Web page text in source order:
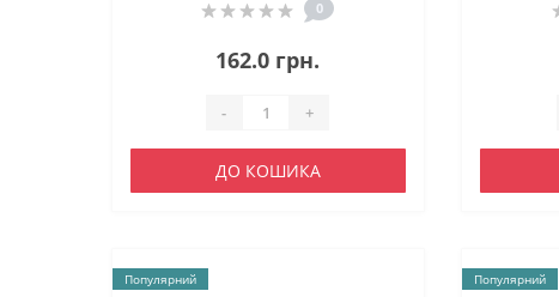
0
162.0 грн.
- +
ДО КОШИКА
Популярний Популярний